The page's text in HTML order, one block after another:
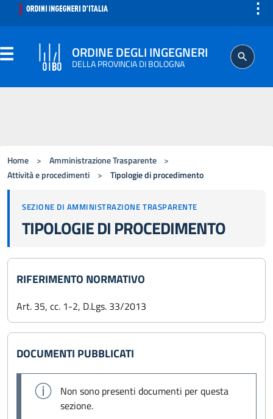
⋮
ORDINE DEGLI INGEGNERI
DELLA PROVINCIA DI BOLOGNA
ISCRITTO
PROFESSIONE
Home > Amministrazione Trasparente
>
Attività e procedimenti
> Tipologie di procedimento
SEZIONE DI AMMINISTRAZIONE TRASPARENTE
TIPOLOGIE DI PROCEDIMENTO
RIFERIMENTO NORMATIVO
Art. 35, cc. 1-2, D.Lgs. 33/2013
DOCUMENTI PUBBLICATI
Non sono presenti documenti per questa
sezione.